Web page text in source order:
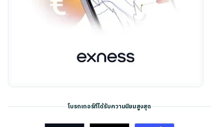
โบรกเกอร์ที่ได้รับความนิยมสูงสุด